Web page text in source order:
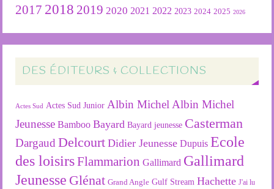
2017 2018 2019 2020 2021 2022 2023 2024 2025 2026
DES ÉDITEURS & COLLECTIONS
Actes Sud Actes Sud Junior Albin Michel Albin Michel
Jeunesse Bamboo Bayard Bayard jeunesse Casterman
Dargaud Delcourt Didier Jeunesse Dupuis Ecole
des loisirsFlammarion Gallimard Gallimard
Jeunesse Glénat Grand Angle Gulf Stream Hachette J'ai lu